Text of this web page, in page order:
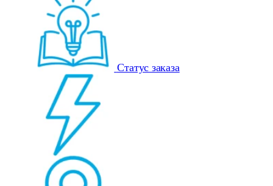
Статус заказа